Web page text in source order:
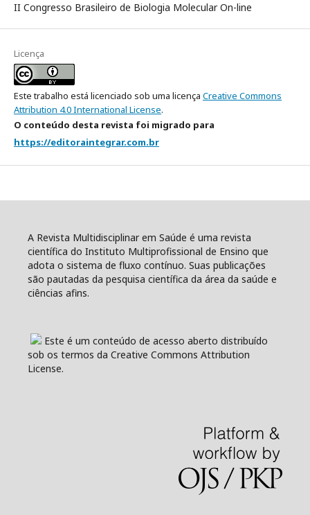
II Congresso Brasileiro de Biologia Molecular On-line
Licença
Este trabalho está licenciado sob uma licença Creative Commons
Attribution 4.0 International License.
O conteúdo desta revista foi migrado para
https://editoraintegrar.com.br
A Revista Multidisciplinar em Saúde é uma revista
científica do Instituto Multiprofissional de Ensino que
adota o sistema de fluxo contínuo. Suas publicações
são pautadas da pesquisa científica da área da saúde e
ciências afins.
Este é um conteúdo de acesso aberto distribuído
sob os termos da Creative Commons Attribution
License.